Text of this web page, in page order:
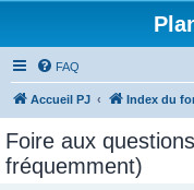
FAQ
Accueil PJ Index du
Foire aux
fréquemment)